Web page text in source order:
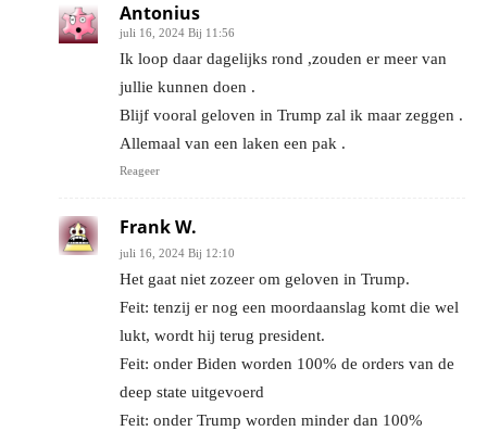
Antonius
juli 16, 2024 Bij 11:56
Ik loop daar dagelijks rond ,zouden er meer van
jullie kunnen doen .
Blijf vooral geloven in Trump zal ik maar zeggen .
Allemaal van een laken een pak .
Reageer
Frank W.
juli 16, 2024 Bij 12:10
Het gaat niet zozeer om geloven in Trump.
Feit: tenzij er nog een moordaanslag komt die wel
lukt, wordt hij terug president.
Feit: onder Biden worden 100% de orders van de
deep state uitgevoerd
Feit: onder Trump worden minder dan 100%